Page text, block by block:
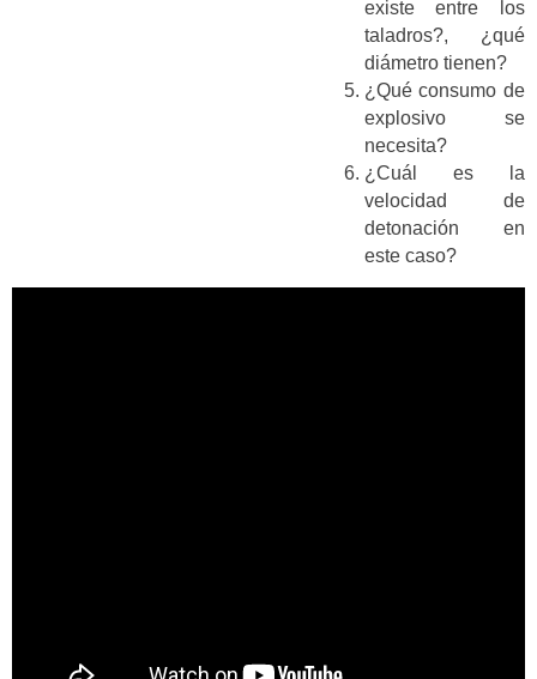
existe entre los
taladros?, ¿qué
diámetro tienen?
¿Qué consumo de
explosivo se
necesita?
¿Cuál es la
velocidad de
detonación en
este caso?